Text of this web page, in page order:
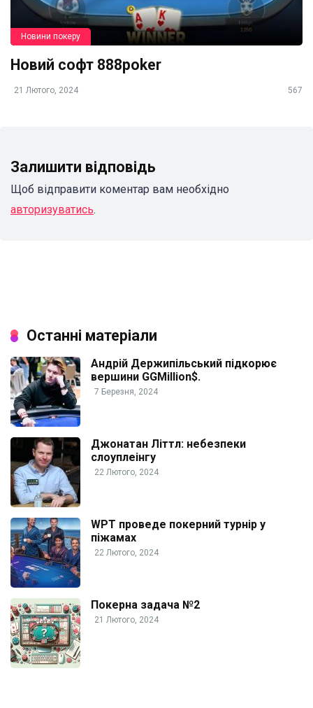
Новини покеру
Новий софт 888poker
21 Лютого, 2024 567
Залишити відповідь
Щоб відправити коментар вам необхідно
авторизуватись.
Останні матеріали
Андрій Держипільський підкорює
вершини GGMillion$.
7 Березня, 2024
Джонатан Літтл: небезпеки
слоуплеінгу
22 Лютого, 2024
WPT проведе покерний турнір у
піжамах
22 Лютого, 2024
Покерна задача №2
21 Лютого, 2024